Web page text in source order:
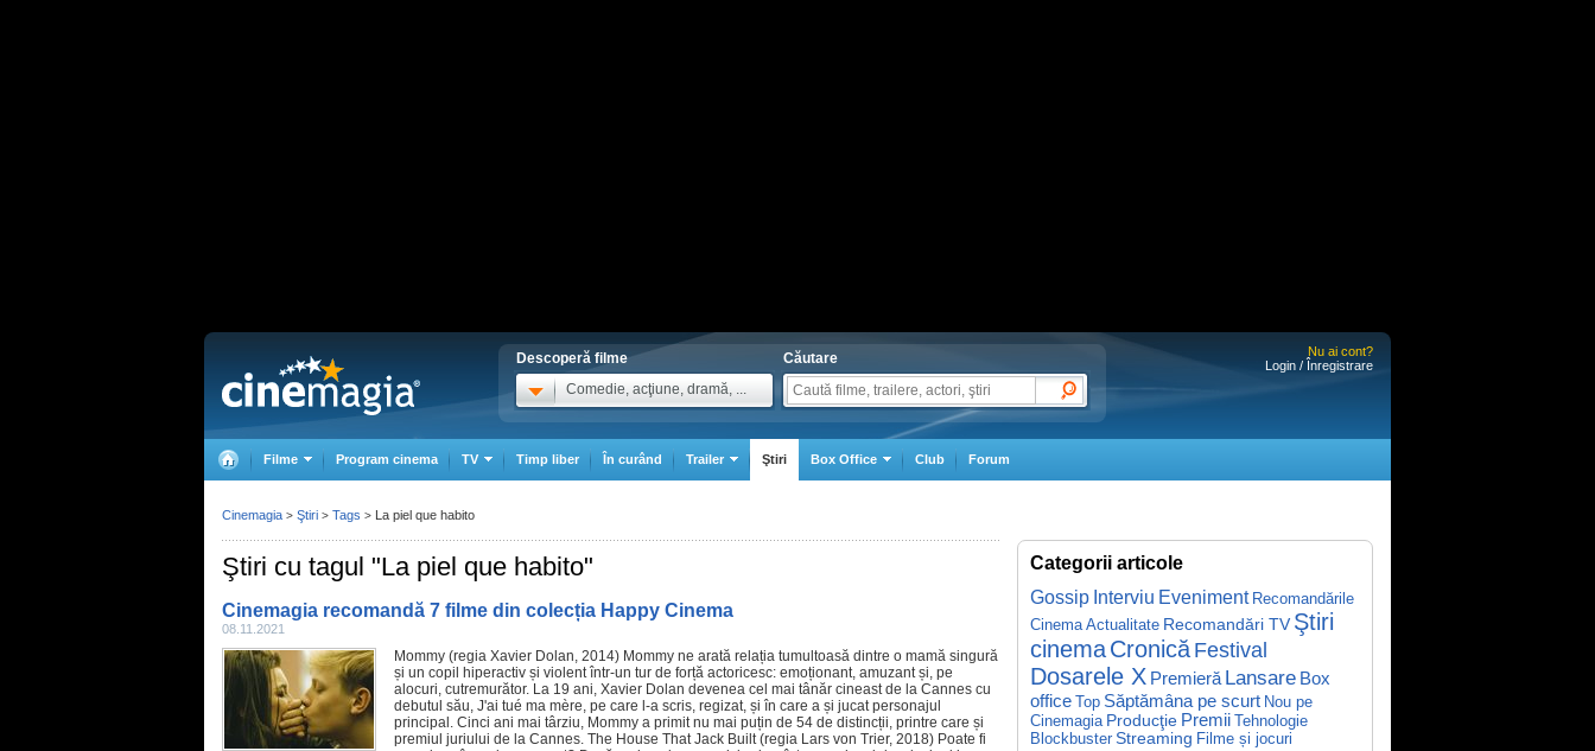
Descoperă filme
Comedie, acţiune, dramă, ...
Căutare
Nu ai cont?
Login / Înregistrare
Filme Program cinema TV Timp liber În curând Trailer Ştiri Box Office Club Forum
Ştiri cu tagul "La piel que habito"
Cinemagia recomandă 7 filme din colecția Happy Cinema
08.11.2021
Mommy (regia Xavier Dolan, 2014) Mommy ne arată relația tumultoasă dintre o mamă singură
și un copil hiperactiv și violent într-un tur de forță actoricesc: emoționant, amuzant și, pe
alocuri, cutremurător. La 19 ani, Xavier Dolan devenea cel mai tânăr cineast de la Cannes cu
debutul său, J'ai tué ma mère, pe care l-a scris, regizat, și în care a și jucat personajul
principal. Cinci ani mai târziu, Mommy a primit nu mai puțin de 54 de distincții, printre care și
premiul juriului de la Cannes. The House That Jack Built(regia Lars von Trier, 2018) Poate fi
Categorii articole
Gossip Interviu Eveniment Recomandările
Cinema Actualitate Recomandări TV Ştiri
cinemaCronicăFestival
Dosarele X Premieră Lansare Box
office Top Săptămâna pe scurt Nou pe
Cinemagia Producţie Premii Tehnologie
Blockbuster Streaming Filme și jocuri
Cinemagia > Ştiri > Tags > La piel que habito